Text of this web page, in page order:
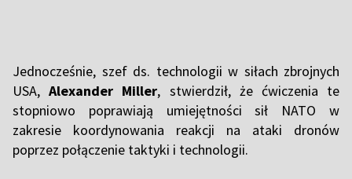
Jednocześnie, szef ds. technologii w siłach zbrojnych
USA,Alexander Miller, stwierdził, że ćwiczenia te
stopniowo poprawiają umiejętności sił NATO w
zakresie koordynowania reakcji na ataki dronów
poprzez połączenie taktyki i technologii.